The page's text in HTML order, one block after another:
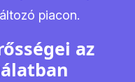
piacon.
az